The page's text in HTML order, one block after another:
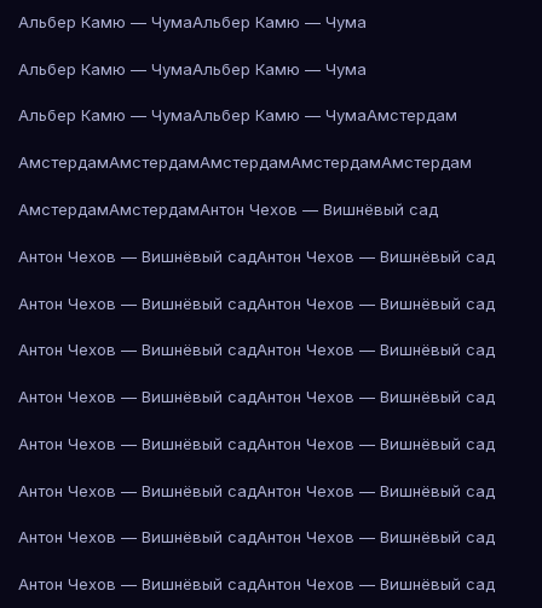
Альбер Камю — ЧумаАльбер Камю — Чума
Альбер Камю — ЧумаАльбер Камю — Чума
Альбер Камю — ЧумаАльбер Камю — ЧумаАмстердам
АмстердамАмстердамАмстердамАмстердамАмстердам
АмстердамАмстердамАнтон Чехов — Вишнёвый сад
Антон Чехов — Вишнёвый садАнтон Чехов — Вишнёвый сад
Антон Чехов — Вишнёвый садАнтон Чехов — Вишнёвый сад
Антон Чехов — Вишнёвый садАнтон Чехов — Вишнёвый сад
Антон Чехов — Вишнёвый садАнтон Чехов — Вишнёвый сад
Антон Чехов — Вишнёвый садАнтон Чехов — Вишнёвый сад
Антон Чехов — Вишнёвый садАнтон Чехов — Вишнёвый сад
Антон Чехов — Вишнёвый садАнтон Чехов — Вишнёвый сад
Антон Чехов — Вишнёвый садАнтон Чехов — Вишнёвый сад